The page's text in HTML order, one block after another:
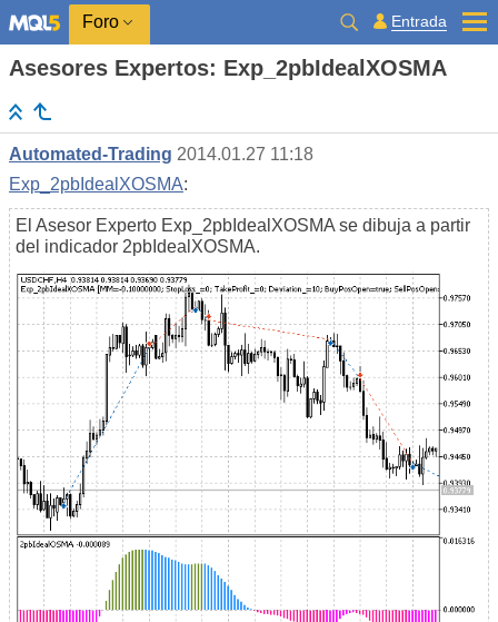
Foro Entrada
Asesores Expertos: Exp_2pbIdealXOSMA
Automated-Trading 2014.01.27 11:18
Exp_2pbIdealXOSMA:
El Asesor Experto Exp_2pbIdealXOSMA se dibuja a partir
del indicador 2pbIdealXOSMA.